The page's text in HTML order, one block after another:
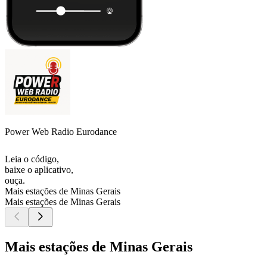
Power Web Radio Eurodance
Leia o código,
baixe o aplicativo,
ouça.
Mais estações de Minas Gerais
Mais estações de Minas Gerais
Mais estações de Minas Gerais